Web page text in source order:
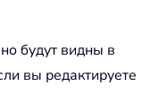
будут видны в
вы редактируете